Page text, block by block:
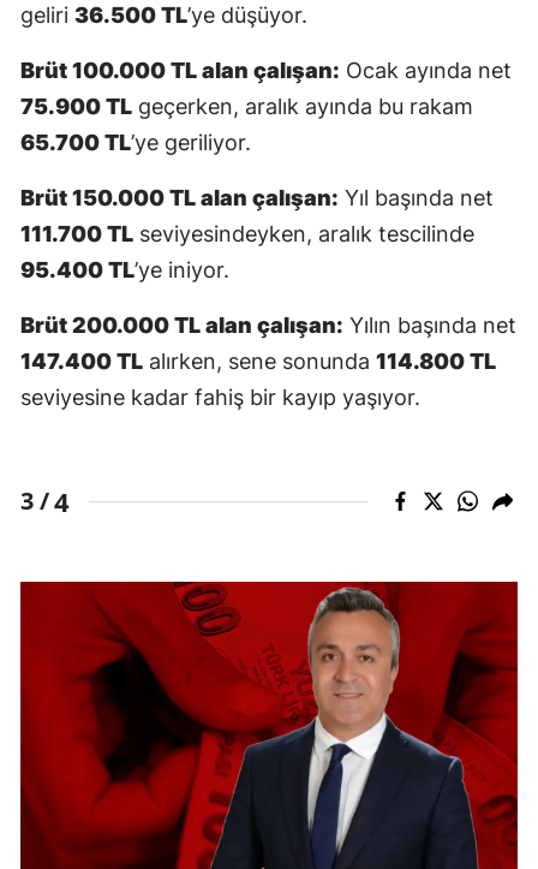
geliri 36.500 TL’ye düşüyor.
Brüt 100.000 TL alan çalışan: Ocak ayında net
75.900 TL geçerken, aralık ayında bu rakam
65.700 TL’ye geriliyor.
Brüt 150.000 TL alan çalışan: Yıl başında net
111.700 TL seviyesindeyken, aralık tescilinde
95.400 TL’ye iniyor.
Brüt 200.000 TL alan çalışan: Yılın başında net
147.400 TL alırken, sene sonunda 114.800 TL
seviyesine kadar fahiş bir kayıp yaşıyor.
3 /4